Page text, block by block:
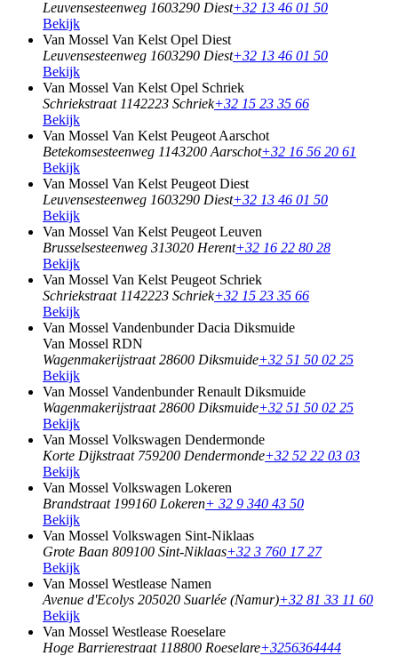
Leuvensesteenweg 1603290 Diest+32 13 46 01 50
Bekijk
Van Mossel Van Kelst Opel Diest
Leuvensesteenweg 1603290 Diest+32 13 46 01 50
Bekijk
Van Mossel Van Kelst Opel Schriek
Schriekstraat 1142223 Schriek+32 15 23 35 66
Bekijk
Van Mossel Van Kelst Peugeot Aarschot
Betekomsesteenweg 1143200 Aarschot+32 16 56 20 61
Bekijk
Van Mossel Van Kelst Peugeot Diest
Leuvensesteenweg 1603290 Diest+32 13 46 01 50
Bekijk
Van Mossel Van Kelst Peugeot Leuven
Brusselsesteenweg 313020 Herent+32 16 22 80 28
Bekijk
Van Mossel Van Kelst Peugeot Schriek
Schriekstraat 1142223 Schriek+32 15 23 35 66
Bekijk
Van Mossel Vandenbunder Dacia Diksmuide
Van Mossel RDN
Wagenmakerijstraat 28600 Diksmuide+32 51 50 02 25
Bekijk
Van Mossel Vandenbunder Renault Diksmuide
Wagenmakerijstraat 28600 Diksmuide+32 51 50 02 25
Bekijk
Van Mossel Volkswagen Dendermonde
Korte Dijkstraat 759200 Dendermonde+32 52 22 03 03
Bekijk
Van Mossel Volkswagen Lokeren
Brandstraat 199160 Lokeren+ 32 9 340 43 50
Bekijk
Van Mossel Volkswagen Sint-Niklaas
Grote Baan 809100 Sint-Niklaas+32 3 760 17 27
Bekijk
Van Mossel Westlease Namen
Avenue d'Ecolys 205020 Suarlée (Namur)+32 81 33 11 60
Bekijk
Van Mossel Westlease Roeselare
Hoge Barrierestraat 118800 Roeselare+3256364444